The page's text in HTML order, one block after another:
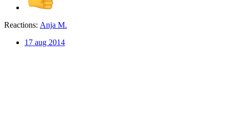
Reactions: Anja M.
17 aug 2014